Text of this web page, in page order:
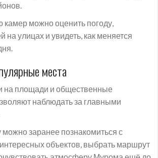
можно оценить погоду,
на улицах и увидеть, как меняется
места
на площади и общественные
наблюдать за главными
можно заранее познакомиться с
объектов, выбрать маршрут